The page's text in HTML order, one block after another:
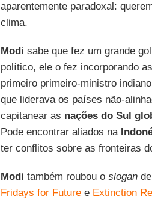
aparentemente paradoxal:
clima.
Modi sabe que fez um grande
político, ele o fez incorporando
primeiro primeiro-ministro
que liderava os países não-
capitanear as nações do Sul
Pode encontrar aliados na
ter conflitos sobre as fronteiras
Modi também roubou o slogan
Fridays for Futuree Extinction